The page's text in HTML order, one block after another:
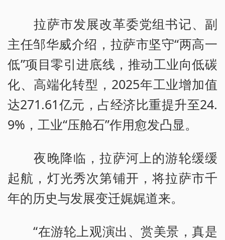
拉萨市发展改革委党组书记、副
主任邹华威介绍，拉萨市坚守“两高一
低”项目零引进底线，推动工业向低碳
化、高端化转型，2025年工业增加值
达271.61亿元，占经济比重提升至24.
9%，工业“压舱石”作用愈发凸显。
夜晚降临，拉萨河上的游轮缓缓
起航，灯光秀次第铺开，将拉萨市千
年的历史与发展变迁娓娓道来。
“在游轮上观演出、赏美景，真是